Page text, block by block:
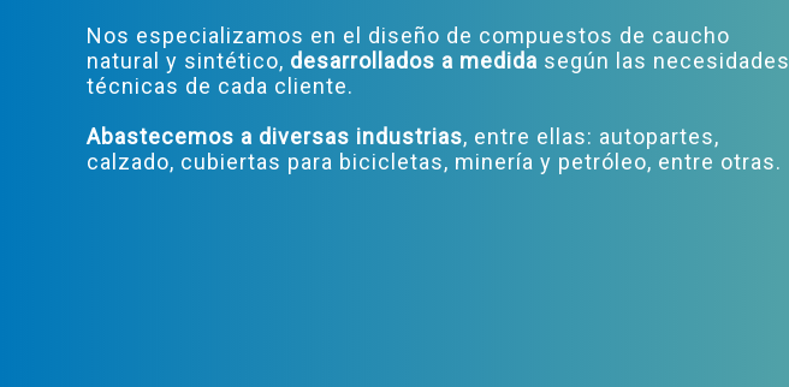
Nos especializamos en el diseño de compuestos de caucho
natural y sintético, desarrollados a medida según las necesidades
técnicas de cada cliente.
Abastecemos a diversas industrias, entre ellas: autopartes,
calzado, cubiertas para bicicletas, minería y petróleo, entre otras.